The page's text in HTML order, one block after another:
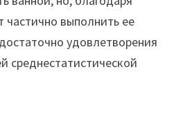
выполнить ее
удовлетворения
среднестатистической